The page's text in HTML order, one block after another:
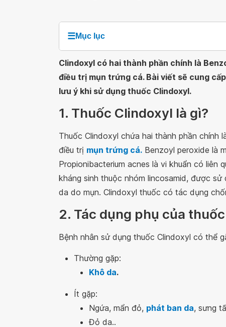
☰Mục lục
Clindoxyl có hai thành phần chính là
điều trị mụn trứng cá. Bài viết sẽ cung
lưu ý khi sử dụng thuốc Clindoxyl.
1. Thuốc Clindoxyl là gì?
Thuốc Clindoxyl chứa hai thành phần chính
điều trị mụn trứng cá. Benzoyl peroxide là
Propionibacterium acnes là vi khuẩn có liên
kháng sinh thuộc nhóm lincosamid, được
da do mụn. Clindoxyl thuốc có tác dụng
2. Tác dụng phụ của
Bệnh nhân sử dụng thuốc Clindoxyl có thể
Thường gặp:
Khô da.
Ít gặp:
Ngứa, mẩn đỏ, phát ban da, sưng
Đỏ da..